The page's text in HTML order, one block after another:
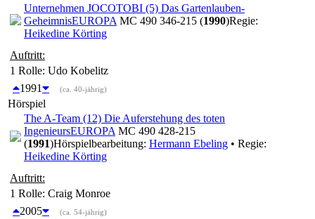
Unternehmen JOCOTOBI (5) Das Gartenlauben-
GeheimnisEUROPA MC 490 346-215 (1990)Regie:
Heikedine Körting
Auftritt:
1 Rolle: Udo Kobelitz
1991
(ca. 40-jährig)
Hörspiel
The A-Team (12) Die Auferstehung des toten
IngenieursEUROPA MC 490 428-215
(1991)Hörspielbearbeitung: Hermann Ebeling • Regie:
Heikedine Körting
Auftritt:
1 Rolle: Craig Monroe
2005
(ca. 54-jährig)